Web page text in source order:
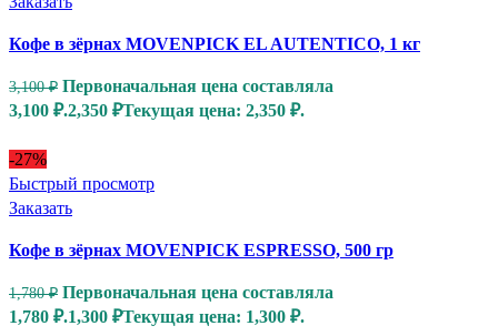
Кофе в зёрнах MOVENPICK EL AUTENTICO, 1 кг
3,100₽ Первоначальная цена составляла
3,100 ₽.2,350 ₽Текущая цена: 2,350 ₽.
-27%
Быстрый просмотр
Заказать
Кофе в зёрнах MOVENPICK ESPRESSO, 500 гр
1,780₽ Первоначальная цена составляла
1,780 ₽.1,300 ₽Текущая цена: 1,300 ₽.